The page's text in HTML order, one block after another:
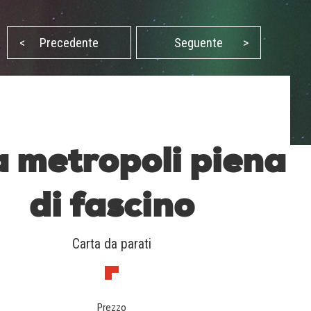
< Precedente Seguente >
metropoli piena
di fascino
Carta da parati
Prezzo